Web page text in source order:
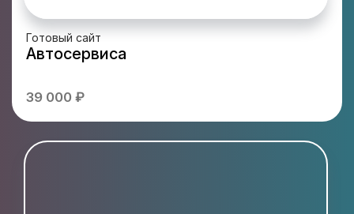
Готовый сайт
Автосервиса
39 000 ₽